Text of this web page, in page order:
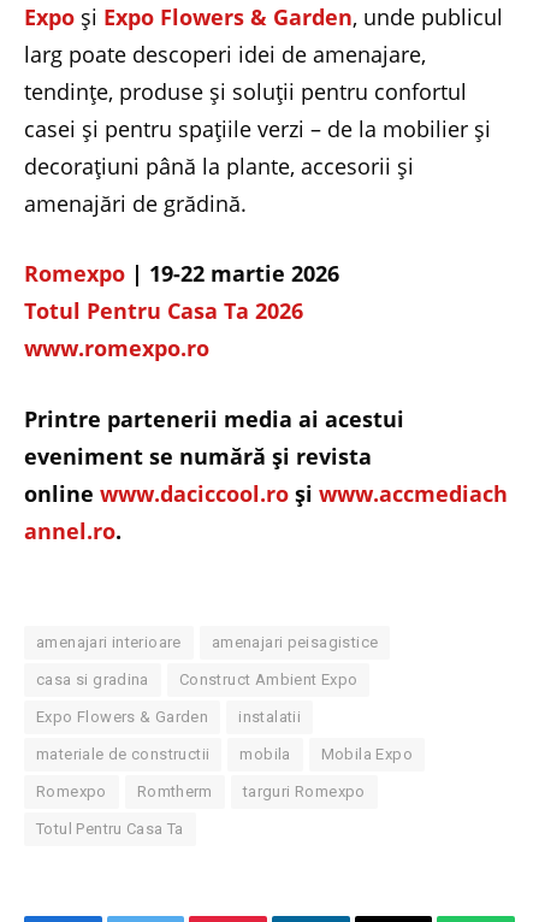
Expo și Expo Flowers & Garden, unde publicul
larg poate descoperi idei de amenajare,
tendințe, produse și soluții pentru confortul
casei și pentru spațiile verzi – de la mobilier și
decorațiuni până la plante, accesorii și
amenajări de grădină.
Romexpo | 19-22 martie 2026
Totul Pentru Casa Ta 2026
www.romexpo.ro
Printre partenerii media ai acestui
eveniment se numără şi revista
online www.daciccool.ro şi www.accmediach
annel.ro.
amenajari interioare amenajari peisagistice
casa si gradina Construct Ambient Expo
Expo Flowers & Garden instalatii
materiale de constructii mobila Mobila Expo
Romexpo Romtherm targuri Romexpo
Totul Pentru Casa Ta